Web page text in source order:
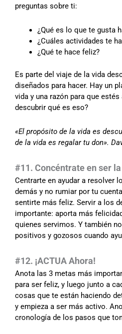
preguntas sobre ti:
¿Qué es lo que te gusta
¿Cuáles actividades te
¿Qué te hace feliz?
Es parte del viaje de la vida
diseñados para hacer. Hay un
vida y una razón para que
descubrir qué es eso?
«El propósito de la vida es
de la vida es regalar tu don».
#11. Concéntrate en ser
Centrarte en ayudar a resolver
demás y no rumiar por tu
sentirte más feliz. Servir a los
importante: aporta más
quienes servimos. Y también
positivos y gozosos cuando
#12. ¡ACTUA Ahora!
Anota las 3 metas más
para ser feliz, y luego junto a
cosas que te están haciendo
y empieza a ser más activo.
cronología de los pasos que